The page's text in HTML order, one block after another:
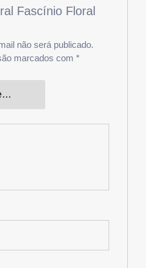
Fascínio Floral
não será publicado.
marcados com *